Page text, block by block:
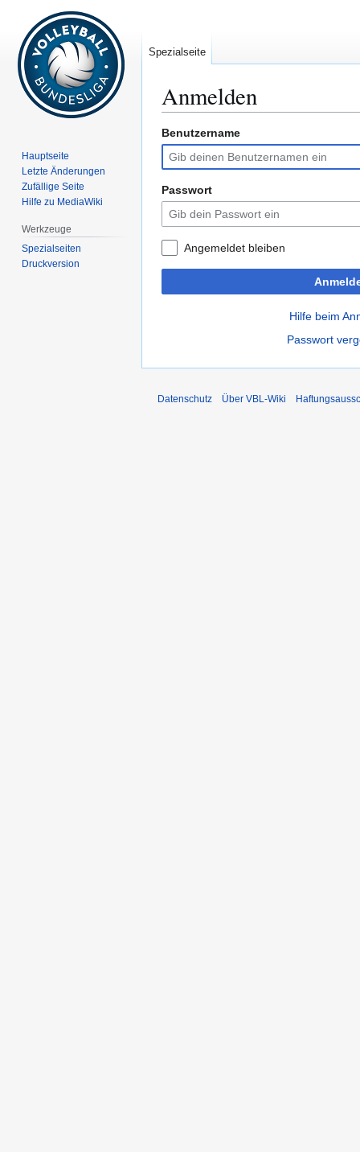
Anmelden
Zur
Navigation
springen
Zur
Suche
springen
Benutzername
Passwort
Angemeldet bleiben
Hilfe beim
Passwort
Spezialseite
Hauptseite
Letzte Änderungen
Zufällige Seite
Hilfe zu MediaWiki
Werkzeuge
Spezialseiten
Druckversion
Datenschutz Über VBL-Wiki